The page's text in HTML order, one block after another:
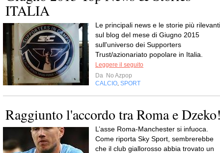
ITALIA
Le principali news e le storie più rilevanti
sul blog del mese di Giugno 2015
sull'universo dei Supporters
Trust/azionariato popolare in Italia.
Leggere il seguito
Da No Azpop
CALCIO SPORT
Raggiunto l'accordo tra Roma e
L’asse Roma-Manchester si infuoca.
Come riporta Sky Sport, sembrerebbe
che il club giallorosso abbia trovato un